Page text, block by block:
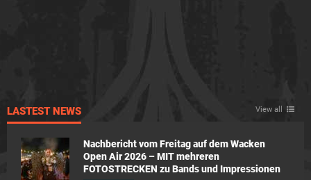
LASTEST NEWS View all
Nachbericht vom Freitag auf dem Wacken
Open Air 2026 – MIT mehreren
FOTOSTRECKEN zu Bands und Impressionen